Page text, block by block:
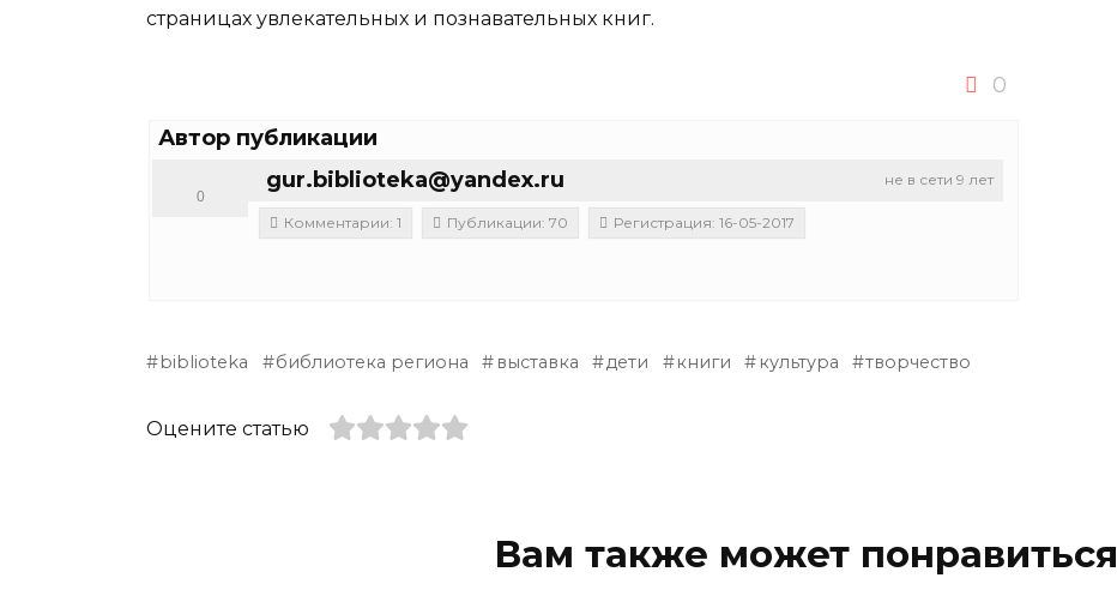
страницах увлекательных и познавательных книг.
0
Автор публикации
не в сети 9 лет
gur.biblioteka@yandex.ru
0
Комментарии: 1 Публикации: 70 Регистрация: 16-05-2017
biblioteka библиотека региона выставка дети книги культура творчество
Оцените статью
Вам также может понравиться